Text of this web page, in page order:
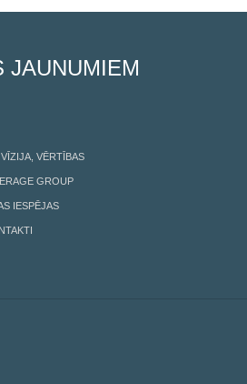
JAUNUMIEM
VĒRTĪBAS
GROUP
IESPĒJAS